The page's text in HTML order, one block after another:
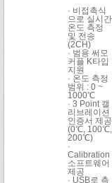
· 비접촉식
으로 실시간
온도 측정
및 전송
(2CH)
· 범용 써모
커플 K타입
지원
· 온도 측정
범위 : 0 ~
1000℃
· 3 Point 캘
리브레이션
인증서 제공
(0℃, 100℃,
200℃)
·
Calibration
소프트웨어
제공
· USB로 측